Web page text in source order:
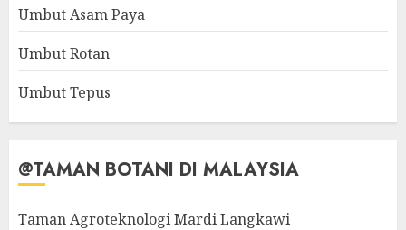
Umbut Asam Paya
Umbut Rotan
Umbut Tepus
@TAMAN BOTANI DI MALAYSIA
Taman Agroteknologi Mardi Langkawi